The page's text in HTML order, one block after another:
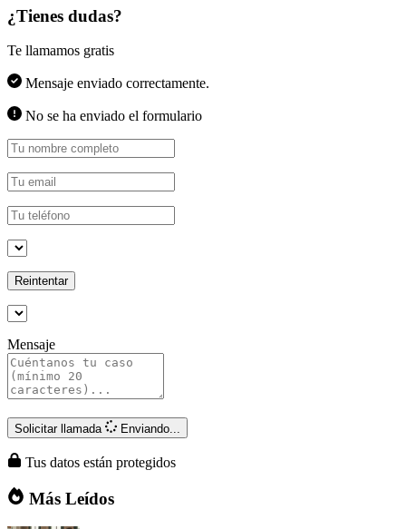
¿Tienes dudas?
Te llamamos gratis
Mensaje enviado correctamente.
No se ha enviado el formulario
Reintentar
Mensaje
Solicitar llamada Enviando...
Tus datos están protegidos
Más Leídos